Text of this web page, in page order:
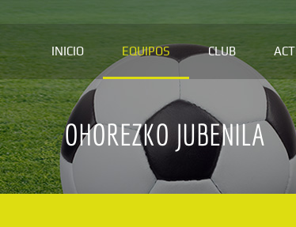
INICIO EQUIPOS CLUB
OHOREZKO JUBENILA